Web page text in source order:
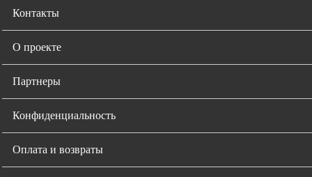
Контакты
О проекте
Партнеры
Конфиденциальность
Оплата и возвраты